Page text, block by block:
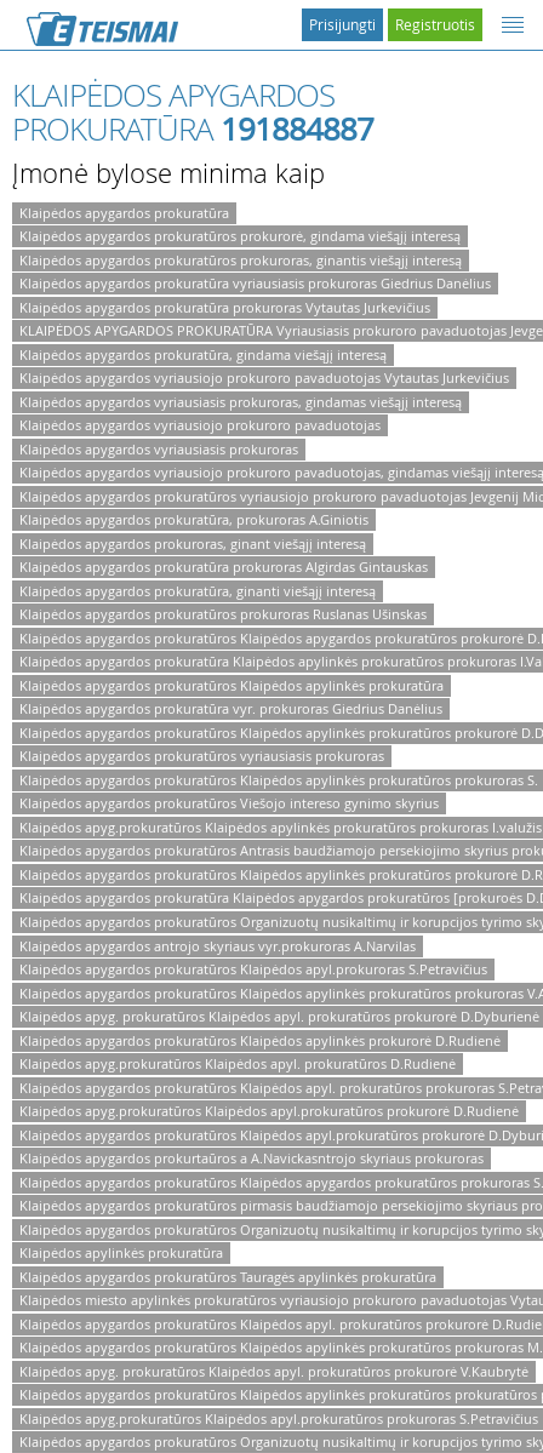
Registruotis
Prisijungti
KLAIPĖDOS APYGARDOS
PROKURATŪRA 191884887
Įmonė bylose minima kaip
Klaipėdos apygardos prokuratūra
Klaipėdos apygardos prokuratūros prokurorė, gindama viešąjį interesą
Klaipėdos apygardos prokuratūros prokuroras, ginantis viešąjį interesą
Klaipėdos apygardos prokuratūra vyriausiasis prokuroras Giedrius Danėlius
Klaipėdos apygardos prokuratūra prokuroras Vytautas Jurkevičius
KLAIPĖDOS APYGARDOS PROKURATŪRA Vyriausiasis prokuroro pavaduotojas
Klaipėdos apygardos prokuratūra, gindama viešąjį interesą
Klaipėdos apygardos vyriausiojo prokuroro pavaduotojas Vytautas Jurkevičius
Klaipėdos apygardos vyriausiasis prokuroras, gindamas viešąjį interesą
Klaipėdos apygardos vyriausiojo prokuroro pavaduotojas
Klaipėdos apygardos vyriausiasis prokuroras
Klaipėdos apygardos vyriausiojo prokuroro pavaduotojas, gindamas viešąjį interesą
Klaipėdos apygardos prokuratūros vyriausiojo prokuroro pavaduotojas Jevgenij
Klaipėdos apygardos prokuratūra, prokuroras A.Giniotis
Klaipėdos apygardos prokuroras, ginant viešąjį interesą
Klaipėdos apygardos prokuratūra prokuroras Algirdas Gintauskas
Klaipėdos apygardos prokuratūra, ginanti viešąjį interesą
Klaipėdos apygardos prokuratūros prokuroras Ruslanas Ušinskas
Klaipėdos apygardos prokuratūros Klaipėdos apygardos prokuratūros prokurorė
Klaipėdos apygardos prokuratūra Klaipėdos apylinkės prokuratūros prokuroras
Klaipėdos apygardos prokuratūros Klaipėdos apylinkės prokuratūra
Klaipėdos apygardos prokuratūra vyr. prokuroras Giedrius Danėlius
Klaipėdos apygardos prokuratūros Klaipėdos apylinkės prokuratūros prokurorė
Klaipėdos apygardos prokuratūros vyriausiasis prokuroras
Klaipėdos apygardos prokuratūros Klaipėdos apylinkės prokuratūros prokuroras S.
Klaipėdos apygardos prokuratūros Viešojo intereso gynimo skyrius
Klaipėdos apyg.prokuratūros Klaipėdos apylinkės prokuratūros prokuroras I.valužis
Klaipėdos apygardos prokuratūros Antrasis baudžiamojo persekiojimo skyrius
Klaipėdos apygardos prokuratūros Klaipėdos apylinkės prokuratūros prokurorė
Klaipėdos apygardos prokuratūra Klaipėdos apygardos prokuratūros [prokuroės
Klaipėdos apygardos prokuratūros Organizuotų nusikaltimų ir korupcijos tyrimo
Klaipėdos apygardos antrojo skyriaus vyr.prokuroras A.Narvilas
Klaipėdos apygardos prokuratūros Klaipėdos apyl.prokuroras S.Petravičius
Klaipėdos apygardos prokuratūros Klaipėdos apylinkės prokuratūros prokuroras
Klaipėdos apyg. prokuratūros Klaipėdos apyl. prokuratūros prokurorė D.Dyburienė
Klaipėdos apygardos prokuratūros Klaipėdos apylinkės prokurorė D.Rudienė
Klaipėdos apyg.prokuratūros Klaipėdos apyl. prokuratūros D.Rudienė
Klaipėdos apygardos prokuratūros Klaipėdos apyl. prokuratūros prokuroras
Klaipėdos apyg.prokuratūros Klaipėdos apyl.prokuratūros prokurorė D.Rudienė
Klaipėdos apygardos prokuratūros Klaipėdos apyl.prokuratūros prokurorė
Klaipėdos apygardos prokurtaūros a A.Navickasntrojo skyriaus prokuroras
Klaipėdos apygardos prokuratūros Klaipėdos apygardos prokuratūros prokuroras
Klaipėdos apygardos prokuratūros pirmasis baudžiamojo persekiojimo skyriaus
Klaipėdos apygardos prokuratūros Organizuotų nusikaltimų ir korupcijos tyrimo
Klaipėdos apylinkės prokuratūra
Klaipėdos apygardos prokuratūros Tauragės apylinkės prokuratūra
Klaipėdos miesto apylinkės prokuratūros vyriausiojo prokuroro pavaduotojas
Klaipėdos apygardos prokuratūros Klaipėdos apyl. prokuratūros prokurorė
Klaipėdos apygardos prokuratūros Klaipėdos apylinkės prokuratūros prokuroras
Klaipėdos apyg. prokuratūros Klaipėdos apyl. prokuratūros prokurorė V.Kaubrytė
Klaipėdos apygardos prokuratūros Klaipėdos apylinkės prokuratūros
Klaipėdos apyg.prokuratūros Klaipėdos apyl.prokuratūros prokuroras S.Petravičius
Klaipėdos apygardos prokuratūros Organizuotų nusikaltimų ir korupcijos tyrimo